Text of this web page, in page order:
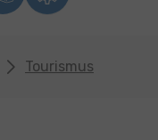
Tourismus